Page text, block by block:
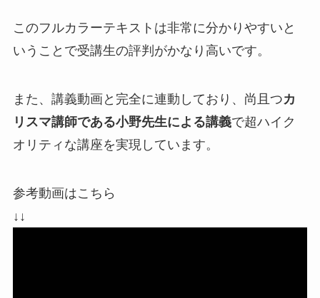
このフルカラーテキストは非常に分かりやすいと
いうことで受講生の評判がかなり高いです。
また、講義動画と完全に連動しており、尚且つカ
リスマ講師である小野先生による講義で超ハイク
オリティな講座を実現しています。
参考動画はこちら
↓↓